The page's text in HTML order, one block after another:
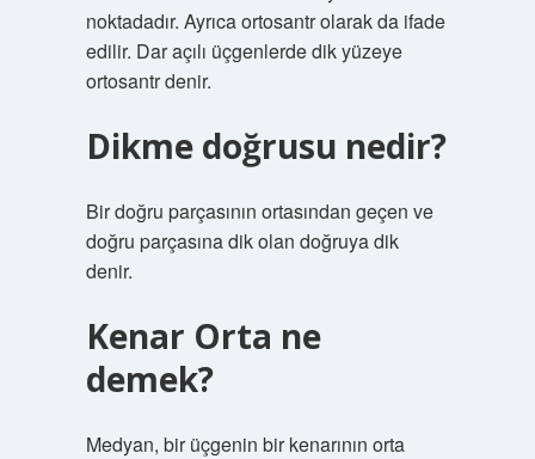
noktadadır. Ayrıca ortosantr olarak da ifade
edilir. Dar açılı üçgenlerde dik yüzeye
ortosantr denir.
Dikme doğrusu nedir?
Bir doğru parçasının ortasından geçen ve
doğru parçasına dik olan doğruya dik
denir.
Kenar Orta ne
demek?
Medyan, bir üçgenin bir kenarının orta